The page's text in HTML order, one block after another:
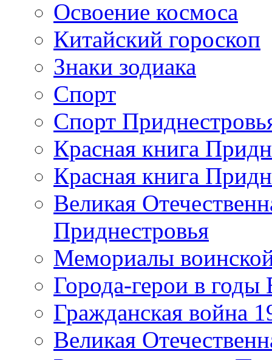
Освоение космоса
Китайский гороскоп
Знаки зодиака
Спорт
Спорт
Красная книга
Красная книга
Великая
Приднестровья
Мемориалы
Города-герои в
Гражданская война
Великая